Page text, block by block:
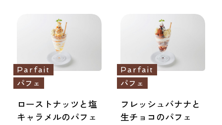
Parfait
パフェ
ローストナッツと塩
キャラメルのパフェ
Parfait
パフェ
フレッシュバナナと
生チョコのパフェ